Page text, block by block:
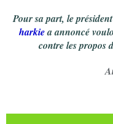
Pour sa part, le
harkiea annoncé
contre les propos